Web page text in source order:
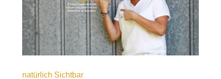
natürlich Sichtbar